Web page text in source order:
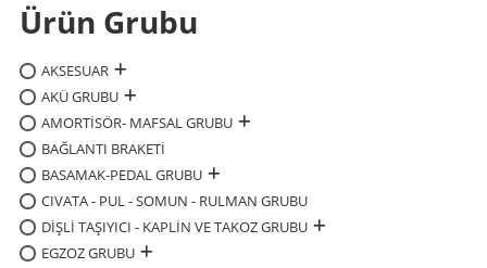
Ürün Grubu
AKSESUAR
AKÜ GRUBU
AMORTİSÖR- MAFSAL GRUBU
BAĞLANTI BRAKETİ
BASAMAK-PEDAL GRUBU
CIVATA - PUL - SOMUN - RULMAN GRUBU
DİŞLİ TAŞIYICI - KAPLİN VE TAKOZ GRUBU
EGZOZ GRUBU